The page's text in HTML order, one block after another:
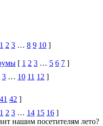
1 2 3 … 8 9 10 ]
[ 1 2 3 … 5 6 7 ]
3 … 10 11 12 ]
41 42 ]
1 2 3 … 14 15 16 ]
нашим посетителям лето?